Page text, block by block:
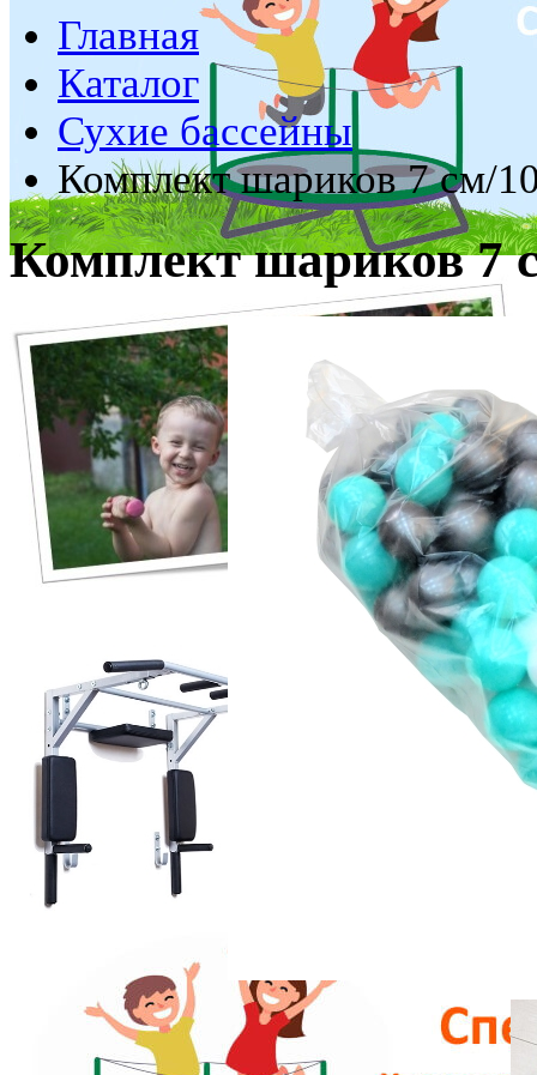
Главная
Каталог
Сухие бассейны
Комплект шариков 7 см/
Комплект шариков 7